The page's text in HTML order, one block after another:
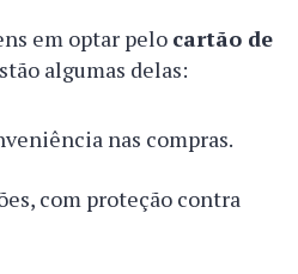
em optar pelo cartão de
algumas delas:
nas compras.
com proteção contra